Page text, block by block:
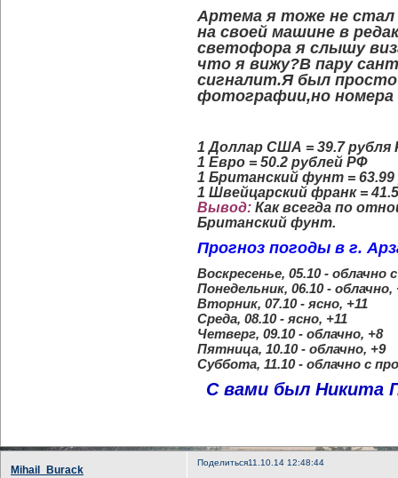
Артема я тоже не стал
на своей машине в
светофора я слышу
что я вижу?В пару
сигналит.Я был
фотографии,но номера
1 Доллар США = 39.7 рубля
1 Евро = 50.2 рублей РФ
1 Британский фунт =
1 Швейцарский франк =
Вывод:Как всегда по
Британский фунт.
Прогноз погоды в г.
Воскресенье, 05.10 - облачно
Понедельник, 06.10 - облачно,
Вторник, 07.10 - ясно, +11
Среда, 08.10 - ясно, +11
Четверг, 09.10 - облачно, +8
Пятница, 10.10 - облачно, +9
Суббота, 11.10 - облачно с
С вами был Никита
Поделиться11.10.14 12:48:44
Mihail_Burack